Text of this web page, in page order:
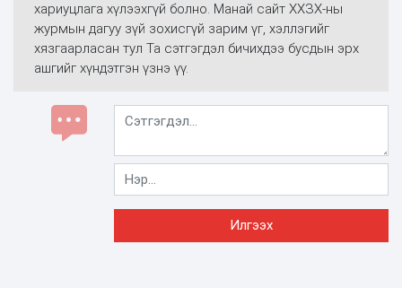
хариуцлага хүлээхгүй болно. Манай сайт ХХЗХ-ны
журмын дагуу зүй зохисгүй зарим үг, хэллэгийг
хязгаарласан тул Та сэтгэгдэл бичихдээ бусдын эрх
ашгийг хүндэтгэн үзнэ үү.